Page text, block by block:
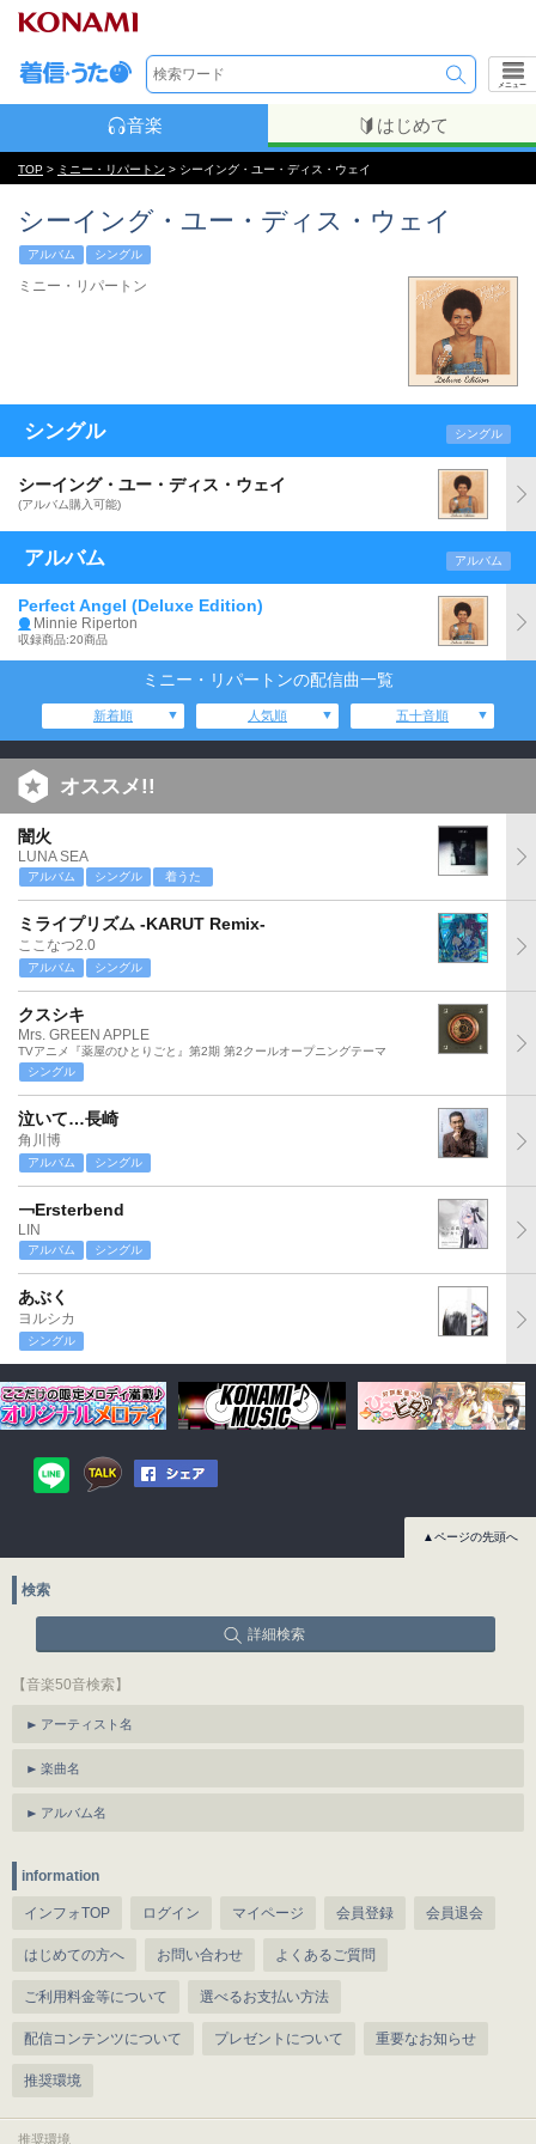
メニュー
音楽 はじめて
TOP > ミニー・リパートン > シーイング・ユー・ディス・ウェイ
シーイング・ユー・ディス・ウェイ
アルバム シングル
ミニー・リパートン
シングル シングル
シーイング・ユー・ディス・ウェイ
(アルバム購入可能)
アルバム アルバム
Perfect Angel (Deluxe Edition)
Minnie Riperton
収録商品:20商品
ミニー・リパートンの配信曲一覧
新着順 人気順 五十音順
オススメ!!
闇火
LUNA SEA
アルバム シングル 着うた
ミライプリズム -KARUT Remix-
ここなつ2.0
アルバム シングル
クスシキ
Mrs. GREEN APPLE
TVアニメ『薬屋のひとりごと』第2期 第2クールオープニングテーマ
シングル
泣いて…長崎
角川博
アルバム シングル
￢Ersterbend
LIN
アルバム シングル
あぶく
ヨルシカ
シングル
▲ページの先頭へ
検索
詳細検索
【音楽50音検索】
アーティスト名
楽曲名
アルバム名
information
インフォTOP ログイン マイページ 会員登録 会員退会
はじめての方へ お問い合わせ よくあるご質問
ご利用料金等について 選べるお支払い方法
配信コンテンツについて プレゼントについて 重要なお知らせ
推奨環境
推奨環境